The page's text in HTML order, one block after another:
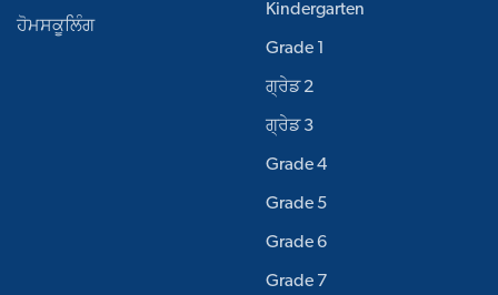
ਹੋਮਸਕੂਲਿੰਗ
Kindergarten
Grade 1
ਗ੍ਰੇਡ 2
ਗ੍ਰੇਡ 3
Grade 4
Grade 5
Grade 6
Grade 7